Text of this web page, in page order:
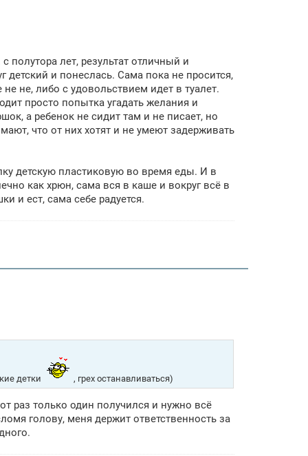
полутора лет, результат отличный и
и понеслась. Сама пока не просится,
не, либо с удовольствием идет в туалет.
просто попытка угадать желания и
а ребенок не сидит там и не писает, но
что от них хотят и не умеют задерживать
детскую пластиковую во время еды. И в
как хрюн, сама вся в каше и вокруг всё в
и ест, сама себе радуется.
детки , грех останавливаться)
раз только один получился и нужно всё
голову, меня держит ответственность за